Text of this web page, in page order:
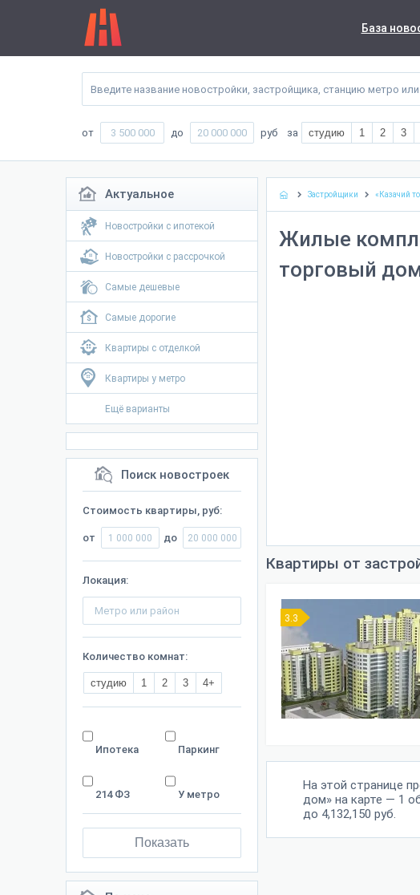
База
от до руб за студию 1 2 3
Актуальное
Новостройки с ипотекой
Новостройки с рассрочкой
Самые дешевые
Самые дорогие
Квартиры с отделкой
Квартиры у метро
Ещё варианты
Поиск новостроек
Стоимость квартиры, руб:
от до
Локация:
Количество комнат:
студию 1 2 3 4+
Ипотека Паркинг
214 ФЗ У метро
Показать
Застройщики «Казачий
Жилые
торговый
Квартиры от
3.3
На этой странице
дом» на карте — 1
до 4,132,150 руб.